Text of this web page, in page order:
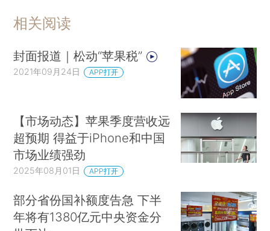
相关阅读
封面报道｜松动“苹果税”
2021年09月24日 APP打开
【市场动态】苹果季度营收远
超预期 得益于iPhone和中国
市场业绩强劲
2025年08月01日 APP打开
部分省份国补额度告急 下半
年将有1380亿元中央资金分